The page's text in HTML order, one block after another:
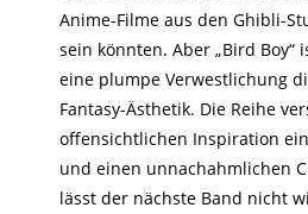
Anime-Filme aus den Ghibli-
sein könnten. Aber „Bird Boy“
eine plumpe Verwestlichung
Fantasy-Ästhetik. Die Reihe
offensichtlichen Inspiration
und einen unnachahmlichen
lässt der nächste Band nicht